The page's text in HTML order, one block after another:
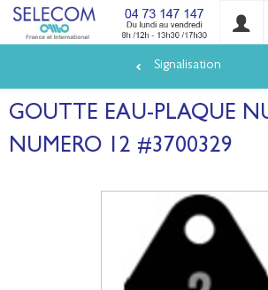
au
contenu
SELECOM
Matériels de réseaux
Signalisation
GOUTTE EAU-PLAQUE
NUMERO 12 #3700329